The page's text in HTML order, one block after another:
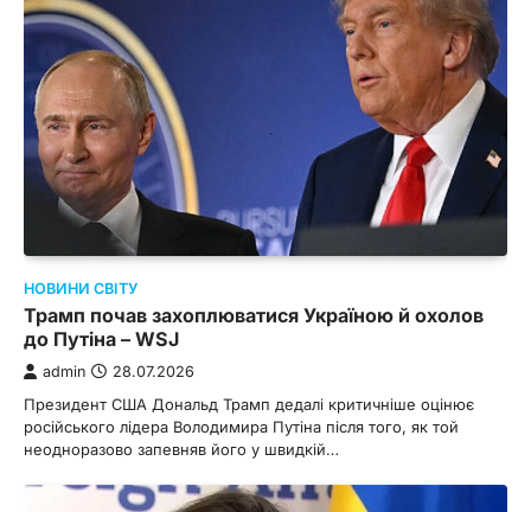
НОВИНИ СВІТУ
Трамп почав захоплюватися Україною й охолов
до Путіна – WSJ
admin 28.07.2026
Президент США Дональд Трамп дедалі критичніше оцінює
російського лідера Володимира Путіна після того, як той
неодноразово запевняв його у швидкій…